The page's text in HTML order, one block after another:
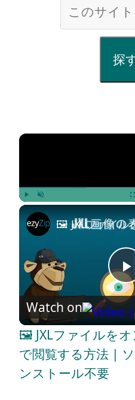
探
l
a
Watch on
🖼️ JXLファイルを
で閲覧する方法 |
ンストール不要